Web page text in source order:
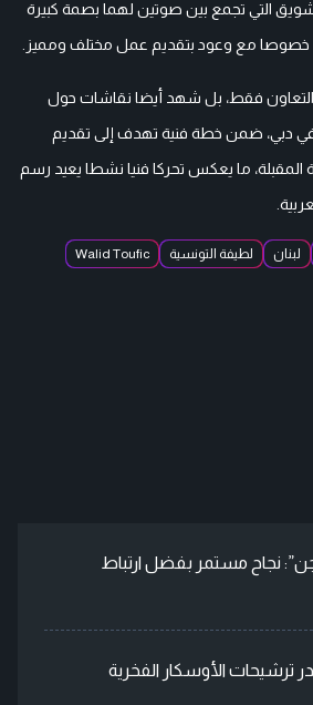
التي تجمع بين صوتين لهما بصمة كبيرة
خصوصا مع وعود بتقديم عمل مختلف ومميز.
التعاون فقط، بل شهد أيضا نقاشات حول
دبي، ضمن خطة فنية تهدف إلى تقديم
المقبلة، ما يعكس تحركا فنيا نشطا يعيد رسم
لبنان لطيفة التونسية
Walid Toufic
نجاح مستمر بفضل ارتباط
ترشيحات الأوسكار الفخرية